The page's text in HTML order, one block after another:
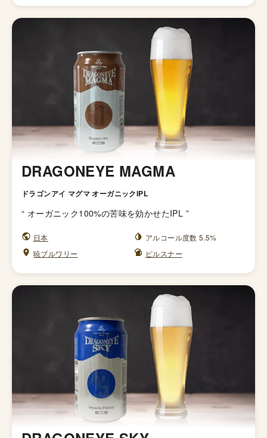
DRAGONEYE MAGMA
ドラゴンアイ マグマ オーガニックIPL
“ オーガニック100%の苦味を効かせたIPL ”
日本
アルコール度数 5.5%
暁ブルワリー
ピルスナー